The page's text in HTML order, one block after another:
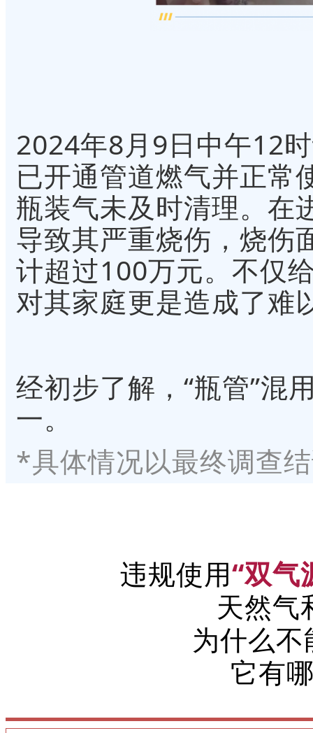
2024年8月9日中午12
已开通管道燃气并正常
瓶装气未及时清理。在
导致其严重烧伤，烧伤
计超过100万元。不仅
对其家庭更是造成了难
经初步了解，“瓶管”混
一。
*具体情况以最终调查
违规使用“双气
天然气
为什么不
它有